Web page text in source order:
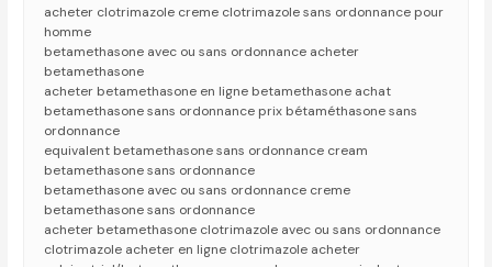
acheter clotrimazole creme clotrimazole sans ordonnance pour
homme
betamethasone avec ou sans ordonnance acheter
betamethasone
acheter betamethasone en ligne betamethasone achat
betamethasone sans ordonnance prix bétaméthasone sans
ordonnance
equivalent betamethasone sans ordonnance cream
betamethasone sans ordonnance
betamethasone avec ou sans ordonnance creme
betamethasone sans ordonnance
acheter betamethasone clotrimazole avec ou sans ordonnance
clotrimazole acheter en ligne clotrimazole acheter